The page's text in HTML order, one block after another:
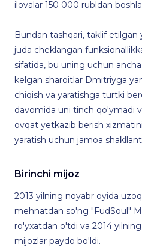
ilovalar 150 000 rubldan
Bundan tashqari, taklif etilgan
juda cheklangan
sifatida, bu uning uchun
kelgan sharoitlar Dmitriyga
chiqish va yaratishga turtki
davomida uni tinch qo'ymadi
ovqat yetkazib berish
yaratish uchun jamoa
Birinchi mijoz
2013 yilning noyabr oyida
mehnatdan so'ng "FudSoul"
ro'yxatdan o'tdi va 2014
mijozlar paydo bo'ldi.